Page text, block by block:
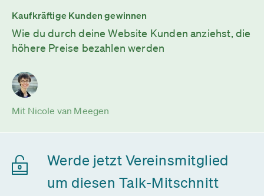
Kaufkräftige Kunden gewinnen
Wie du durch deine Website Kunden anziehst, die
höhere Preise bezahlen werden
Mit Nicole van Meegen
Werde jetzt Vereinsmitglied
um diesen Talk-Mitschnitt